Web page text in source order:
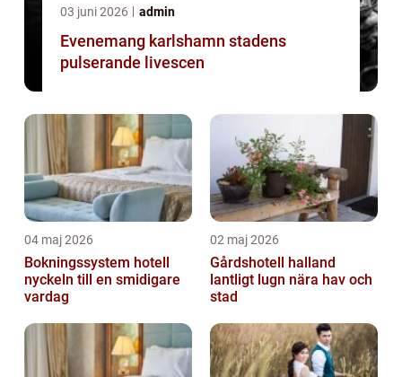
03 juni 2026 admin
Evenemang karlshamn stadens
pulserande livescen
04 maj 2026
Bokningssystem hotell
nyckeln till en smidigare
vardag
02 maj 2026
Gårdshotell halland
lantligt lugn nära hav och
stad